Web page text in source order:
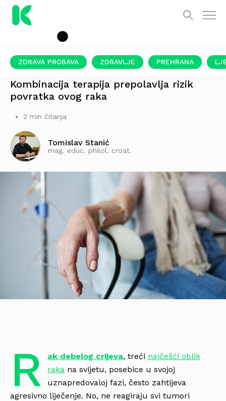
ZDRAVA PROBAVA ZDRAVLJE PREHRANA
Kombinacija terapija prepolavlja rizik
povratka ovog raka
2 min čitanja
Tomislav Stanić
mag. educ. philol. croat.
R ak debelog crijeva, treći najčešći oblik
raka na svijetu, posebice u svojoj
uznapredovaloj fazi, često zahtijeva
agresivno liječenje. No, ne reagiraju svi tumori